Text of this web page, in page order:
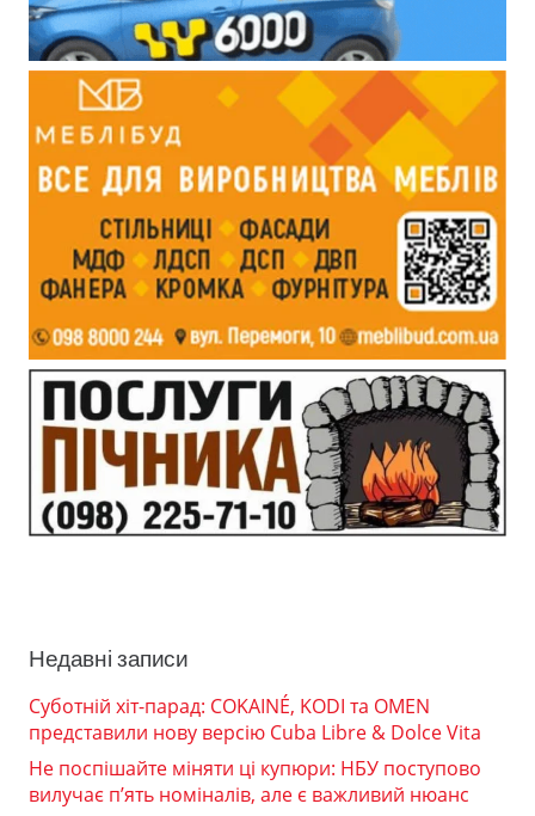
Недавні записи
Суботній хіт-парад: COKAINÉ, KODI та OMEN
представили нову версію Cuba Libre & Dolce Vita
Не поспішайте міняти ці купюри: НБУ поступово
вилучає п’ять номіналів, але є важливий нюанс